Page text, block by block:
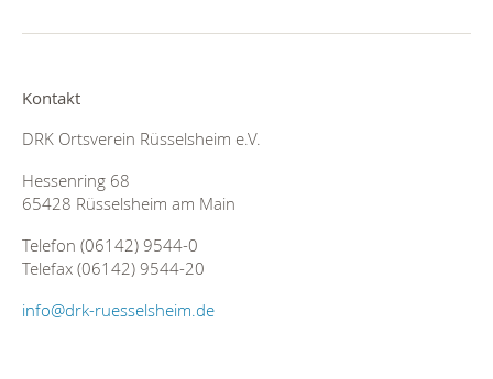
Kontakt
DRK Ortsverein Rüsselsheim e.V.
Hessenring 68
65428 Rüsselsheim am Main
Telefon (06142) 9544-0
Telefax (06142) 9544-20
info@drk-ruesselsheim.de